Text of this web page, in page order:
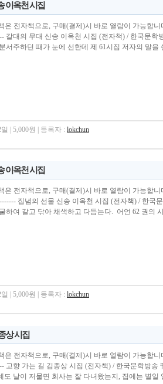
이옥천 시집
은 전자책으로, 구매(결제)시 바로 열람이 가능합
갈대의 무대 신송 이옥천 시집 (전자책) / 한국문
서주하던 때가 눈에 선한데 제 61시집 저자의 말을
일 | 5,000원 | 등록자 : lokchun
이옥천 시집
은 전자책으로, 구매(결제)시 바로 열람이 가능합
집념의 선물 신송 이옥천 시집 (전자책) / 한
하여 갈고 닦아 채색하고 다듬는다. 어언 62 권의
일 | 5,000원 | 등록자 : lokchun
상 시집
은 전자책으로, 구매(결제)시 바로 열람이 가능합
고향 가는 길 김종상 시집 (전자책) / 한국문학방
도 날이 저물면 회사는 잘 다녀왔는지, 집에는 별일